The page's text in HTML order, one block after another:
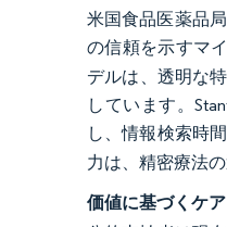
米国食品医薬品
の信頼を示すマ
デルは、透明な
しています。
し、情報検索時
力は、精密療法
価値に基づくケ